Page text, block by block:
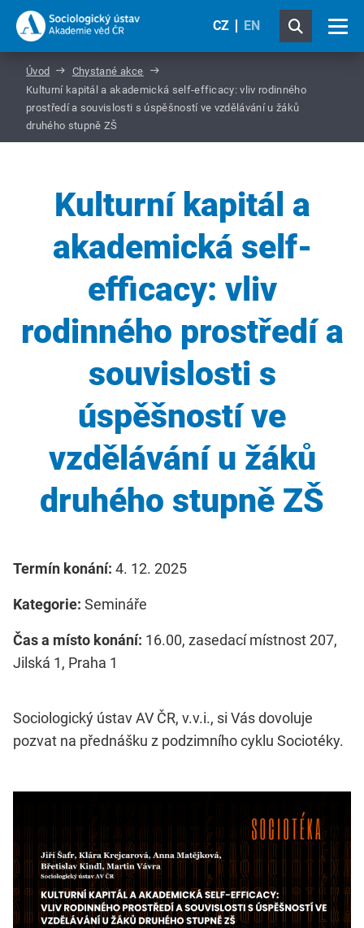
CZ EN
Úvod
Chystané akce
Kulturní kapitál a akademická self-efficacy: vliv rodinného
prostředí a souvislosti s úspěšností ve vzdělávání u žáků
druhého stupně ZŠ
Kulturní kapitál a
akademická self-
efficacy: vliv
rodinného prostředí a
souvislosti s
úspěšností ve
vzdělávání u žáků
druhého stupně ZŠ
Termín konání: 4. 12. 2025
Kategorie: Semináře
Čas a místo konání: 16.00, zasedací místnost 207,
Jilská 1, Praha 1
Sociologický ústav AV ČR, v.v.i., si Vás dovoluje
pozvat na přednášku z podzimního cyklu Sociotéky.